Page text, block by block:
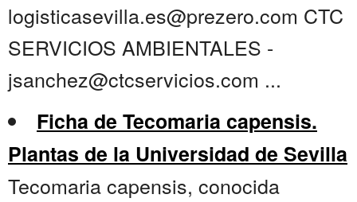
logisticasevilla.es@prezero.com CTC
SERVICIOS AMBIENTALES -
jsanchez@ctcservicios.com ...
Ficha de Tecomaria capensis.
Plantas de la Universidad de Sevilla
Tecomaria capensis, conocida